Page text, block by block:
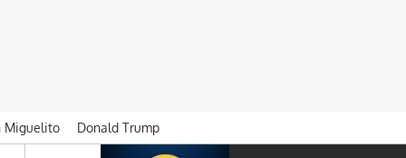
Miguelito Donald Trump